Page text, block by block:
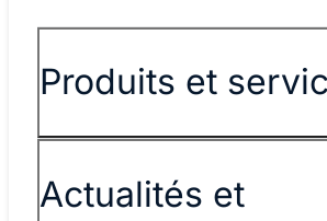
Produits et
Actualités et